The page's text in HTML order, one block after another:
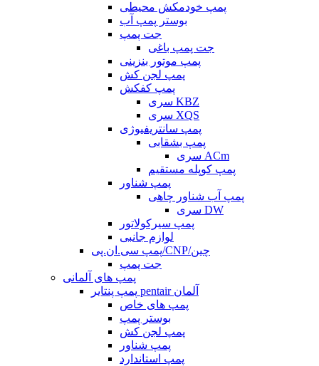
پمپ خودمکش محیطی
بوستر پمپ آب
جت پمپ
جت پمپ باغی
پمپ موتور بنزینی
پمپ لجن کش
پمپ کفکش
سری KBZ
سری XQS
پمپ سانتریفیوژی
پمپ بشقابی
سری ACm
پمپ کوپله مستقیم
پمپ شناور
پمپ آب شناور چاهی
سری DW
پمپ سیرکولاتور
لوازم جانبی
پمپ سی.ان.پی/CNP/چین
جت پمپ
پمپ های آلمانی
پمپ پنتایر pentair آلمان
پمپ های خاص
بوستر پمپ
پمپ لجن کش
پمپ شناور
پمپ استاندارد